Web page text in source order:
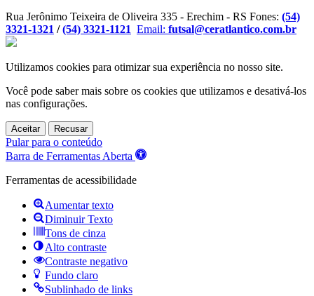
Rua Jerônimo Teixeira de Oliveira 335 - Erechim - RS Fones: (54)
3321-1321 /(54) 3321-1121 Email: futsal@ceratlantico.com.br
Utilizamos cookies para otimizar sua experiência no nosso site.
Você pode saber mais sobre os cookies que utilizamos e desativá-los
nas configurações.
Aceitar Recusar
Pular para o conteúdo
Barra de Ferramentas Aberta
Ferramentas de acessibilidade
Aumentar texto
Diminuir Texto
Tons de cinza
Alto contraste
Contraste negativo
Fundo claro
Sublinhado de links